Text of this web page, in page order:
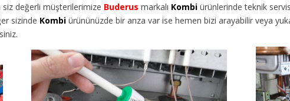
siz değerli müşterilerimize Buderus markalı Kombi ürünlerinde teknik
sizinde Kombi ürününüzde bir arıza var ise hemen bizi arayabilir veya